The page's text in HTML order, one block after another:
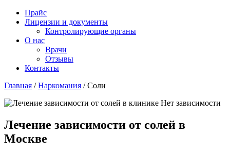
Прайс
Лицензии и документы
Контролирующие органы
О нас
Врачи
Отзывы
Контакты
Главная /Наркомания /Соли
Лечение зависимости от солей в
Москве